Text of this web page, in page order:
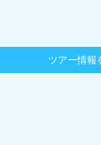
ツアー情報